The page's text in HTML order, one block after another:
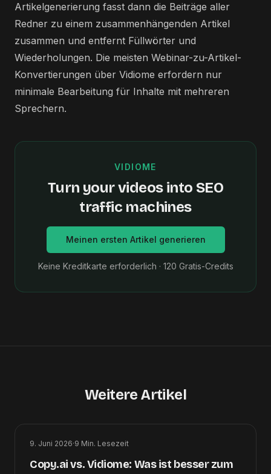
Artikelgenerierung fasst dann die Beiträge aller
Redner zu einem zusammenhängenden Artikel
zusammen und entfernt Füllwörter und
Wiederholungen. Die meisten Webinar-zu-Artikel-
Konvertierungen über Vidiome erfordern nur
minimale Bearbeitung für Inhalte mit mehreren
Sprechern.
VIDIOME
Turn your videos into SEO
traffic machines
Meinen ersten Artikel generieren
Keine Kreditkarte erforderlich · 120 Gratis-Credits
Weitere Artikel
9. Juni 2026·9 Min. Lesezeit
Copy.ai vs. Vidiome: Was ist besser zum